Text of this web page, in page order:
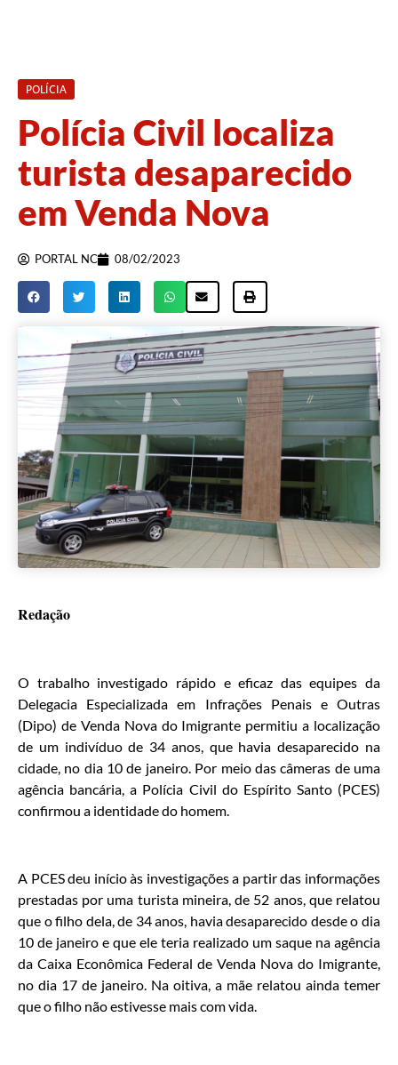
POLÍCIA
Polícia Civil localiza
turista desaparecido
em Venda Nova
PORTAL NC 08/02/2023
Redação
O trabalho investigado rápido e eficaz das equipes da
Delegacia Especializada em Infrações Penais e Outras
(Dipo) de Venda Nova do Imigrante permitiu a localização
de um indivíduo de 34 anos, que havia desaparecido na
cidade, no dia 10 de janeiro. Por meio das câmeras de uma
agência bancária, a Polícia Civil do Espírito Santo (PCES)
confirmou a identidade do homem.
A PCES deu início às investigações a partir das informações
prestadas por uma turista mineira, de 52 anos, que relatou
que o filho dela, de 34 anos, havia desaparecido desde o dia
10 de janeiro e que ele teria realizado um saque na agência
da Caixa Econômica Federal de Venda Nova do Imigrante,
no dia 17 de janeiro. Na oitiva, a mãe relatou ainda temer
que o filho não estivesse mais com vida.